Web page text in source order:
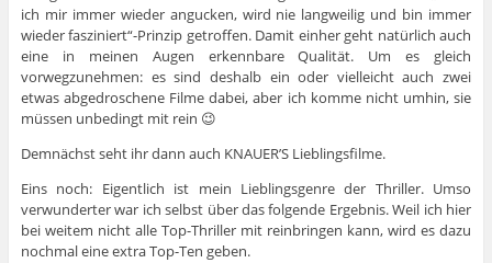
ich mir immer wieder angucken, wird nie langweilig und bin immer
wieder fasziniert“-Prinzip getroffen. Damit einher geht natürlich auch
eine in meinen Augen erkennbare Qualität. Um es gleich
vorwegzunehmen: es sind deshalb ein oder vielleicht auch zwei
etwas abgedroschene Filme dabei, aber ich komme nicht umhin, sie
müssen unbedingt mit rein 😉
Demnächst seht ihr dann auch KNAUER’S Lieblingsfilme.
Eins noch: Eigentlich ist mein Lieblingsgenre der Thriller. Umso
verwunderter war ich selbst über das folgende Ergebnis. Weil ich hier
bei weitem nicht alle Top-Thriller mit reinbringen kann, wird es dazu
nochmal eine extra Top-Ten geben.